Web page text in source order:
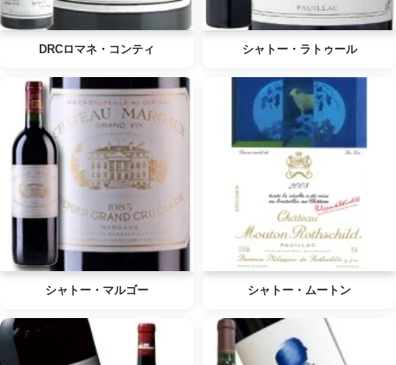
DRCロマネ・コンティ シャトー・ラトゥール
シャトー・マルゴー シャトー・ムートン